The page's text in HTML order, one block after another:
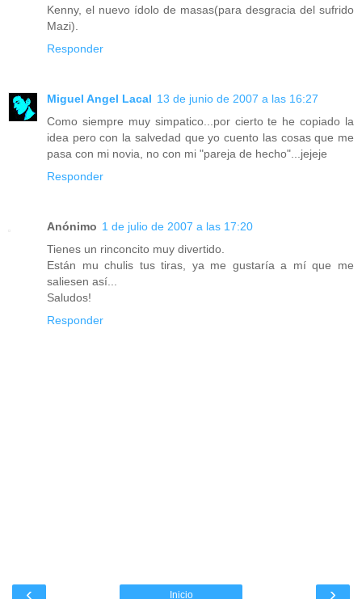
Kenny, el nuevo ídolo de masas(para desgracia del sufrido
Mazi).
Responder
Miguel Angel Lacal 13 de junio de 2007 a las 16:27
Como siempre muy simpatico...por cierto te he copiado la
idea pero con la salvedad que yo cuento las cosas que me
pasa con mi novia, no con mi "pareja de hecho"...jejeje
Responder
Anónimo 1 de julio de 2007 a las 17:20
Tienes un rinconcito muy divertido.
Están mu chulis tus tiras, ya me gustaría a mí que me
saliesen así...
Saludos!
Responder
‹ ›
Inicio